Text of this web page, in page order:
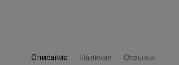
Описание Наличие Отзывы